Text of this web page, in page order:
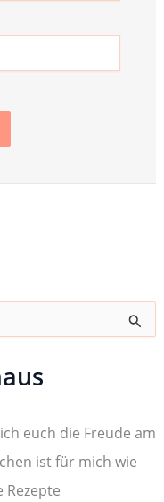
euch die Freude am
ist für mich wie